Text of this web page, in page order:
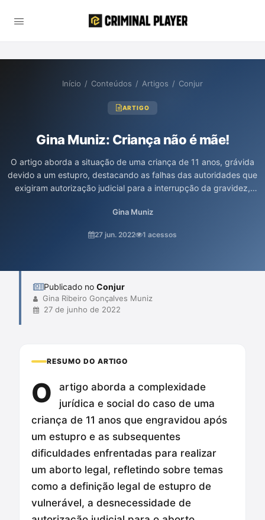
Início / Conteúdos / Artigos / Conjur
ARTIGO
Gina Muniz: Criança não é mãe!
O artigo aborda a situação de uma criança de 11 anos, grávida
devido a um estupro, destacando as falhas das autoridades que
exigiram autorização judicial para a interrupção da gravidez,
critica o tratamento desumanizador que a criança enfrentou
direitos e a revitimização por parte do sistema. A análise foca na
Gina Muniz
27 jun. 2022 1 acessos
Publicado no Conjur
Gina Ribeiro Gonçalves Muniz
27 de junho de 2022
RESUMO DO ARTIGO
O
artigo aborda a complexidade
jurídica e social do caso de uma
criança de 11 anos que engravidou após
um estupro e as subsequentes
dificuldades enfrentadas para realizar
um aborto legal, refletindo sobre temas
como a definição legal de estupro de
vulnerável, a desnecessidade de